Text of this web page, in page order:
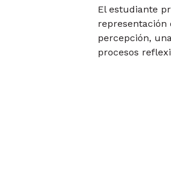
El estudiante
percepción,
procesos